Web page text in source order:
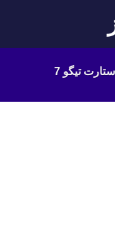
استارت تیگو 7